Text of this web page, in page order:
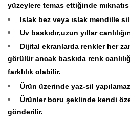
yüzeylere temas ettiğinde
Islak bez veya ıslak mendille
Uv baskıdır,uzun yıllar
Dijital ekranlarda renkler her
görülür ancak baskıda renk
farklılık olabilir.
Ürün üzerinde yaz-sil
Ürünler boru şeklinde kendi
gönderilir.